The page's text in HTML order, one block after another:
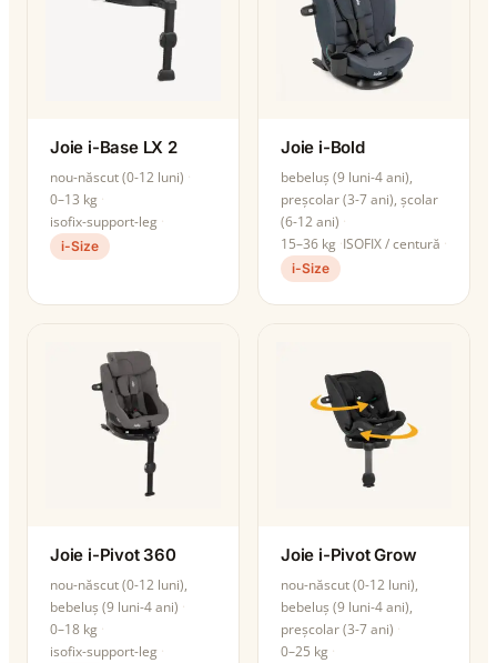
Joie i-Base LX 2
nou-născut (0-12 luni)
0–13 kg
isofix-support-leg
i-Size
Joie i-Bold
bebeluș (9 luni-4 ani),
preșcolar (3-7 ani), școlar
(6-12 ani)
15–36 kg ISOFIX / centură
i-Size
Joie i-Pivot 360
nou-născut (0-12 luni),
bebeluș (9 luni-4 ani)
0–18 kg
isofix-support-leg
Joie i-Pivot Grow
nou-născut (0-12 luni),
bebeluș (9 luni-4 ani),
preșcolar (3-7 ani)
0–25 kg